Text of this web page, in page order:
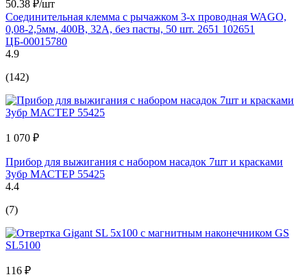
50.38 ₽/шт
Соединительная клемма с рычажком 3-х проводная WAGO,
0,08-2,5мм, 400В, 32А, без пасты, 50 шт. 2651 102651
ЦБ-00015780
4.9
(142)
1 070 ₽
Прибор для выжигания с набором насадок 7шт и красками
Зубр МАСТЕР 55425
4.4
(7)
116 ₽